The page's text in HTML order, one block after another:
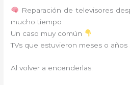
Reparación de televisores
mucho tiempo
Un caso muy común
TVs que estuvieron meses o años
Al volver a encenderlas: